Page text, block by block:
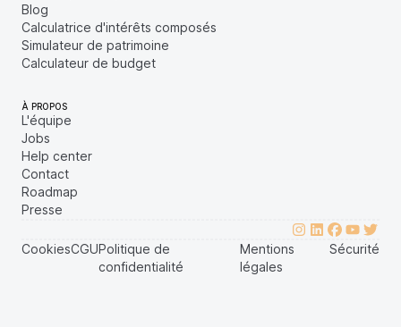
Blog
Calculatrice d'intérêts composés
Simulateur de patrimoine
Calculateur de budget
À PROPOS
L'équipe
Jobs
Help center
Contact
Roadmap
Presse
CookiesCGUPolitique de
confidentialité
Mentions
légales
Sécurité